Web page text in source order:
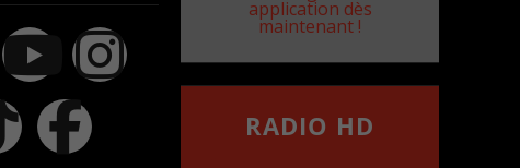
application dès
maintenant !
RADIO HD